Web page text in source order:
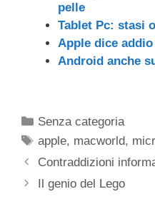
pelle
Tablet Pc: stasi
Apple dice
Android anche
Categorie
Senza categoria
Tag
apple, macworld,
Contraddizioni
Il genio del Lego